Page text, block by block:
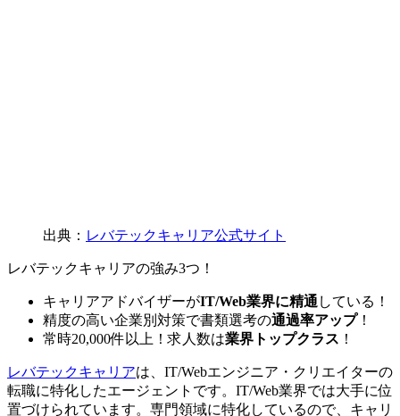
出典： レバテックキャリア公式サイト
レバテックキャリアの強み3つ！
キャリアアドバイザーがIT/Web業界に精通している！
精度の高い企業別対策で書類選考の通過率アップ！
常時20,000件以上！求人数は業界トップクラス ！
レバテックキャリアは、IT/Webエンジニア・クリエイターの
転職に特化したエージェントです。IT/Web業界では大手に位
置づけられています。専門領域に特化しているので、キャリ